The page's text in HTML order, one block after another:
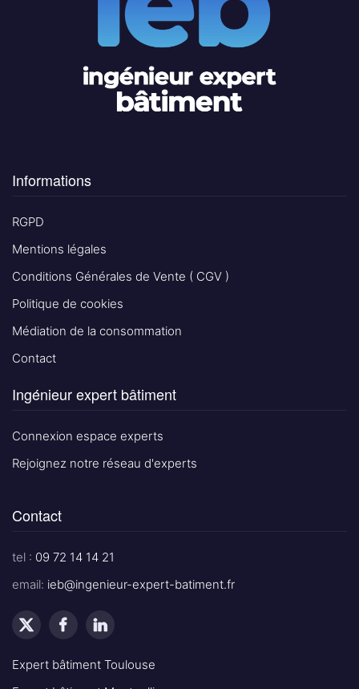
Informations
RGPD
Mentions légales
Conditions Générales de Vente ( CGV )
Politique de cookies
Médiation de la consommation
Contact
Ingénieur expert bâtiment
Connexion espace experts
Rejoignez notre réseau d'experts
Contact
tel : 09 72 14 14 21
email: ieb@ingenieur-expert-batiment.fr
Expert bâtiment Toulouse